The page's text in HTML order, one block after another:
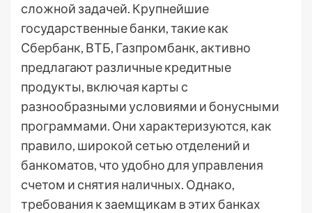
сложной задачей. Крупнейшие
государственные банки, такие как
Сбербанк, ВТБ, Газпромбанк, активно
предлагают различные кредитные
продукты, включая карты с
разнообразными условиями и бонусными
программами. Они характеризуются, как
правило, широкой сетью отделений и
банкоматов, что удобно для управления
счетом и снятия наличных. Однако,
требования к заемщикам в этих банках